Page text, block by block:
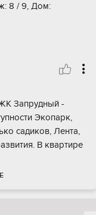
8 / 9, Дом:
Запpудный -
Экопарк,
садиков, Лента,
В квартире